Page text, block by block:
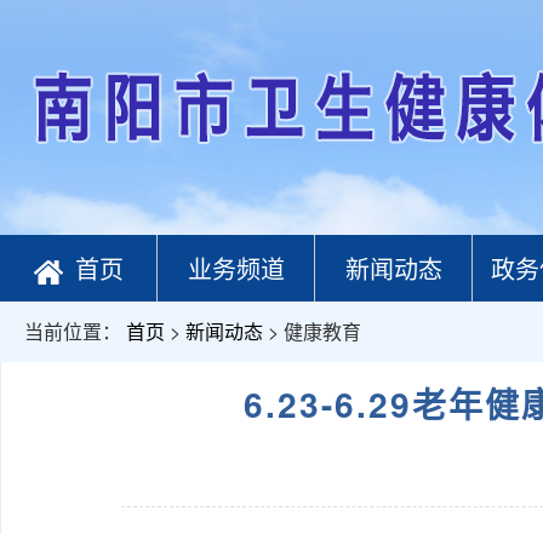
首页 业务频道 新闻动态 政
当前位置： 首页 > 新闻动态 > 健康教育
6.23-6.29老年健